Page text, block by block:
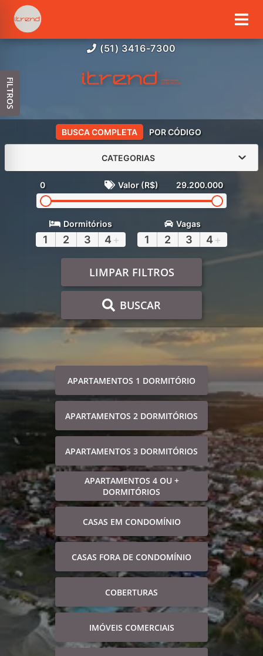
(51) 3416-7300
BUSCA COMPLETA POR CÓDIGO
CATEGORIAS
0 Valor (R$) 29.200.000
Dormitórios
1 2 3 4 +
Vagas
1 2 3 4 +
LIMPAR FILTROS
BUSCAR
APARTAMENTOS 1 DORMITÓRIO
APARTAMENTOS 2 DORMITÓRIOS
APARTAMENTOS 3 DORMITÓRIOS
APARTAMENTOS 4 OU +
DORMITÓRIOS
CASAS EM CONDOMÍNIO
CASAS FORA DE CONDOMÍNIO
COBERTURAS
IMÓVEIS COMERCIAIS
FILTROS